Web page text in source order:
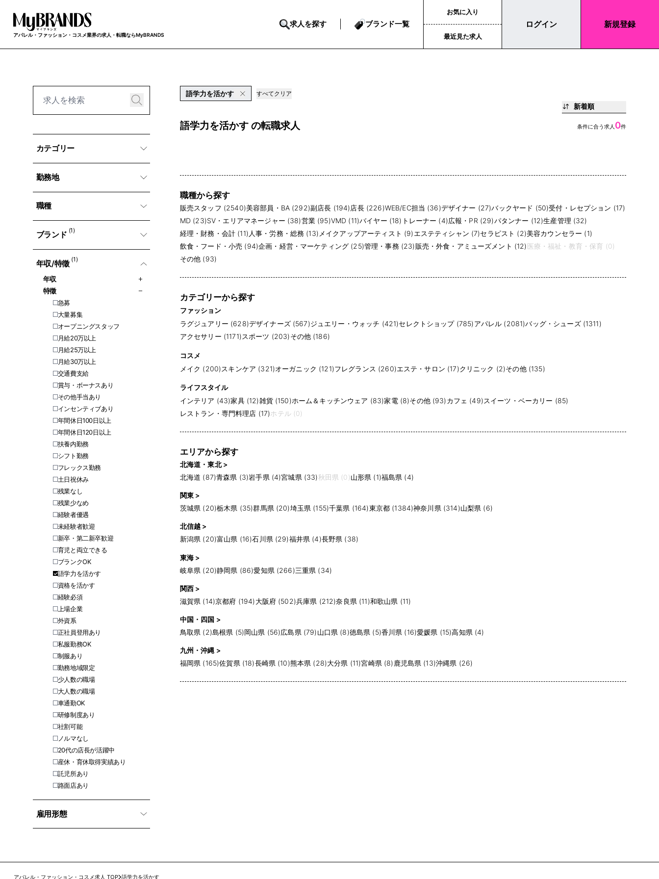
アパレル・ファッション・コスメ業界の求人・転職ならMyBRANDS
求人を探す ブランド一覧
お気に入り
最近見た求人
ログイン 新規登録
カテゴリー
勤務地
職種
ブランド (1)
年収/特徵 (1)
年収
特徵
急募
大量募集
オープニングスタッフ
月給20万以上
月給25万以上
月給30万以上
交通費支給
賞与・ボーナスあり
その他手当あり
インセンティブあり
年間休日100日以上
年間休日120日以上
扶養内勤務
シフト勤務
フレックス勤務
土日祝休み
残業なし
残業少なめ
経験者優遇
未経験者歓迎
新卒・第二新卒歓迎
育児と両立できる
ブランクOK
語学力を活かす
資格を活かす
経験必須
上場企業
外資系
正社員登用あり
私服勤務OK
制服あり
勤務地域限定
少人数の職場
大人数の職場
車通勤OK
研修制度あり
社割可能
ノルマなし
20代の店長が活躍中
産休・育休取得実績あり
託児所あり
路面店あり
雇用形態
語学力を活かす すべてクリア
新着順
語学力を活かす の転職求人 条件に合う求人 0件
職種から探す
販売スタッフ (2540)美容部員・BA (292)副店長 (194)店長 (226)WEB/EC担当 (36)デザイナー (27)バックヤード (50)受付・レセプション (17)
MD (23)SV・エリアマネージャー (38)営業 (95)VMD (11)バイヤー (18) トレーナー (4)広報・PR (29)パタンナー (12)生産管理 (32)
経理・財務・会計 (11) 人事・労務・総務 (13) メイクアップアーティスト (9)エステティシャン (7)セラピスト (2)美容カウンセラー (1)
飲食・フード・小売 (94)企画・経営・マーケティング (25)管理・事務 (23)販売・外食・アミューズメント (12)医療・福祉・教育・保育 (0)
その他 (93)
カテゴリーから探す
ファッション
ラグジュアリー (628)デザイナーズ (567)ジュエリー・ウォッチ (421)セレクトショップ (785)アパレル (2081)バッグ・シューズ (1311)
アクセサリー (1171)スポーツ (203)その他 (186)
コスメ
メイク (200)スキンケア (321)オーガニック (121)フレグランス (260)エステ・サロン (17)クリニック (2)その他 (135)
ライフスタイル
インテリア (43)家具 (12)雑貨 (150)ホーム＆キッチンウェア (83)家電 (8)その他 (93)カフェ (49)スイーツ・ベーカリー (85)
レストラン・専門料理店 (17)ホテル (0)
エリアから探す
北海道・東北 >
北海道 (87)青森県 (3)岩手県 (4)宮城県 (33)秋田県 (0)山形県 (1)福島県 (4)
関東 >
茨城県 (20)栃木県 (35)群馬県 (20)埼玉県 (155)千葉県 (164)東京都 (1384)神奈川県 (314)山梨県 (6)
北信越 >
新潟県 (20)富山県 (16)石川県 (29)福井県 (4)長野県 (38)
東海 >
岐阜県 (20)静岡県 (86)愛知県 (266)三重県 (34)
関西 >
滋賀県 (14)京都府 (194)大阪府 (502)兵庫県 (212)奈良県 (11)和歌山県 (11)
中国・四国 >
鳥取県 (2)島根県 (5)岡山県 (56)広島県 (79)山口県 (8)徳島県 (5)香川県 (16)愛媛県 (15)高知県 (4)
九州・沖縄 >
福岡県 (165)佐賀県 (18)長崎県 (10)熊本県 (28)大分県 (11)宮崎県 (8) 鹿児島県 (13)沖縄県 (26)
アパレル・ファッション・コスメ求人 TOP 語学力を活かす